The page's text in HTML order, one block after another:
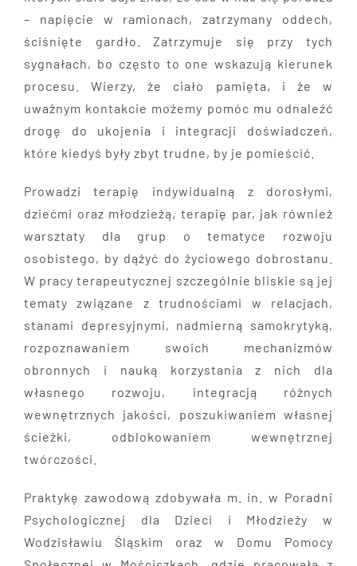
– napięcie w ramionach, zatrzymany oddech,
ściśnięte gardło. Zatrzymuje się przy tych
sygnałach, bo często to one wskazują kierunek
procesu. Wierzy, że ciało pamięta, i że w
uważnym kontakcie możemy pomóc mu odnaleźć
drogę do ukojenia i integracji doświadczeń,
które kiedyś były zbyt trudne, by je pomieścić.
Prowadzi terapię indywidualną z dorosłymi,
dziećmi oraz młodzieżą, terapię par, jak również
warsztaty dla grup o tematyce rozwoju
osobistego, by dążyć do życiowego dobrostanu.
W pracy terapeutycznej szczególnie bliskie są jej
tematy związane z trudnościami w relacjach,
stanami depresyjnymi, nadmierną samokrytyką,
rozpoznawaniem swoich mechanizmów
obronnych i nauką korzystania z nich dla
własnego rozwoju, integracją różnych
wewnętrznych jakości, poszukiwaniem własnej
ścieżki, odblokowaniem wewnętrznej
twórczości.
Praktykę zawodową zdobywała m. in. w Poradni
Psychologicznej dla Dzieci i Młodzieży w
Wodzisławiu Śląskim oraz w Domu Pomocy